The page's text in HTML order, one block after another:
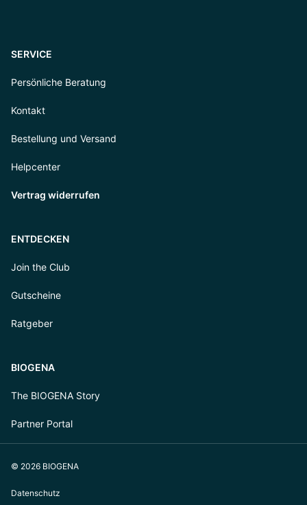
SERVICE
Persönliche Beratung
Kontakt
Bestellung und Versand
Helpcenter
Vertrag widerrufen
ENTDECKEN
Join the Club
Gutscheine
Ratgeber
BIOGENA
The BIOGENA Story
Partner Portal
© 2026 BIOGENA
Datenschutz